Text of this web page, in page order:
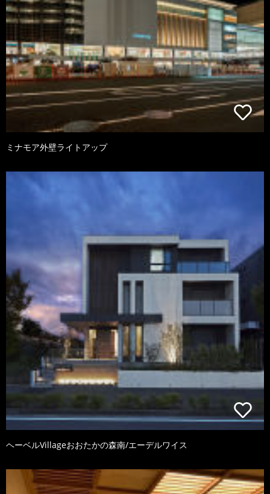
ミナモア外壁ライトアップ
ヘーベルVillageおおたかの森南/エーデルワイス